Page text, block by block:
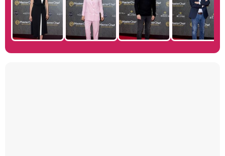
Manu Baqueiro: "Tuve como referente a Bruce Willis en 'Luz de Luna' para mi trabajo en la serie 'Perdiendo el juicio'"